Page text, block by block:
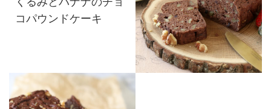
コパウンドケーキ